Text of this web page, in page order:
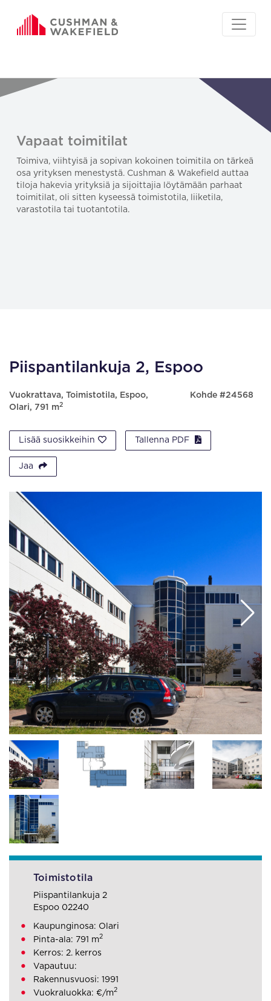
Vapaat toimitilat
Toimiva, viihtyisä ja sopivan kokoinen toimitila on tärkeä
osa yrityksen menestystä. Cushman & Wakefield auttaa
tiloja hakevia yrityksiä ja sijoittajia löytämään parhaat
toimitilat, oli sitten kyseessä toimistotila, liiketila,
varastotila tai tuotantotila.
Piispantilankuja 2, Espoo
Vuokrattava, Toimistotila, Espoo,
Olari, 791 m2
Kohde #24568
Lisää suosikkeihin Tallenna PDF
Jaa
Toimistotila
Piispantilankuja 2
Espoo 02240
Kaupunginosa: Olari
Pinta-ala: 791 m2
Kerros: 2. kerros
Vapautuu:
Rakennusvuosi: 1991
Vuokraluokka: €/m2